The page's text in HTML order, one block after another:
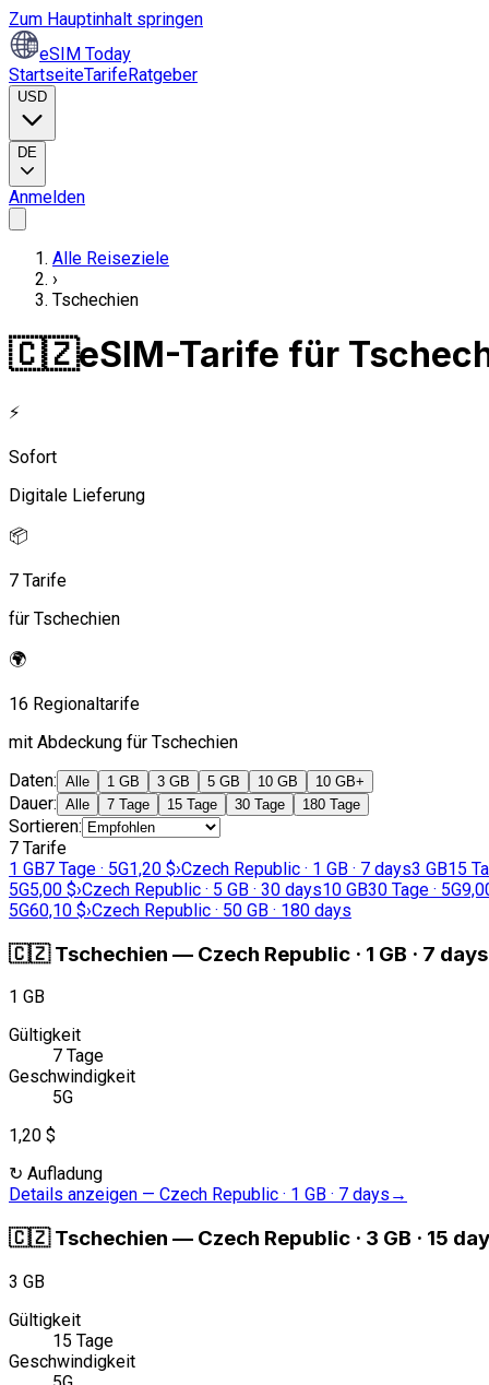
Zum Hauptinhalt springen
eSIM Today
StartseiteTarifeRatgeber
USD
DE
Anmelden
Alle Reiseziele
›
Tschechien
🇨🇿eSIM-Tarife für
⚡
Sofort
Digitale Lieferung
📦
7 Tarife
für Tschechien
🌍
16 Regionaltarife
mit Abdeckung für Tschechien
Daten: Alle 1 GB 3 GB 5 GB 10 GB 10 GB+
Dauer: Alle 7 Tage 15 Tage 30 Tage 180 Tage
Sortieren:
7 Tarife
1 GB7 Tage · 5G1,20 $›Czech Republic · 1 GB · 7 days3 GB15
5G5,00 $›Czech Republic · 5 GB · 30 days10 GB30 Tage · 5G
5G60,10 $›Czech Republic · 50 GB · 180 days
🇨🇿 Tschechien — Czech Republic · 1 GB · 7 days
1 GB
Gültigkeit
7 Tage
Geschwindigkeit
5G
1,20 $
↻ Aufladung
Details anzeigen — Czech Republic · 1 GB · 7 days →
🇨🇿 Tschechien — Czech Republic · 3 GB · 15
3 GB
Gültigkeit
15 Tage
Geschwindigkeit